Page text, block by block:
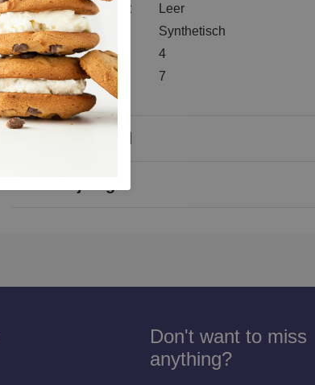
Materiaal binnenkant
Leer
Materiaal zool
Synthetisch
Hakhoogte
4
Schachthoogte
7
Don't want to miss
anything?